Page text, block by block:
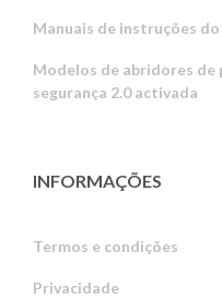
Manuais de instruções
Modelos de abridores de
segurança 2.0 activada
INFORMAÇÕES
Termos e condições
Privacidade